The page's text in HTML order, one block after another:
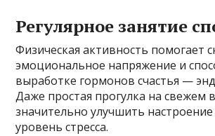
Регулярное занятие
Физическая активность помогает
эмоциональное напряжение и
выработке гормонов счастья —
Даже простая прогулка на свежем
значительно улучшить
уровень стресса.